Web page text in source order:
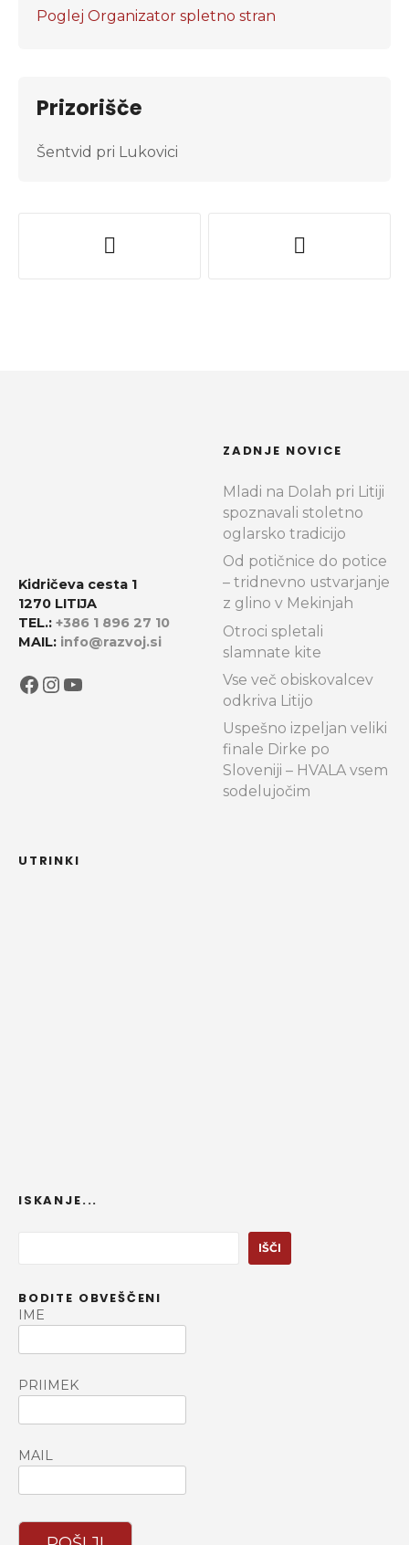
Poglej Organizator spletno stran
Prizorišče
Šentvid pri Lukovici
Kidričeva cesta 1
1270 LITIJA
TEL.: +386 1 896 27 10
MAIL: info@razvoj.si
Facebook InstagramYouTube
ZADNJE NOVICE
Mladi na Dolah pri Litiji
spoznavali stoletno
oglarsko tradicijo
Od potičnice do potice
– tridnevno ustvarjanje
z glino v Mekinjah
Otroci spletali
slamnate kite
Vse več obiskovalcev
odkriva Litijo
Uspešno izpeljan veliki
finale Dirke po
Sloveniji – HVALA vsem
sodelujočim
UTRINKI
ISKANJE...
i
IŠČI
BODITE OBVEŠČENI
IME
PRIIMEK
MAIL